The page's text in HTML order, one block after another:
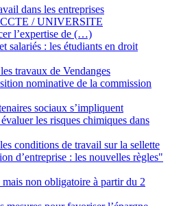
dans les entreprises
/ UNIVERSITE
l’expertise de (…)
salariés : les étudiants en droit
travaux de Vendanges
nominative de la commission
sociaux s’impliquent
les risques chimiques dans
conditions de travail sur la sellette
d’entreprise : les nouvelles règles"
non obligatoire à partir du 2